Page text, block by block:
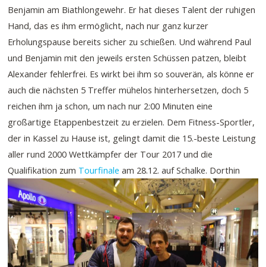
Benjamin am Biathlongewehr. Er hat dieses Talent der ruhigen
Hand, das es ihm ermöglicht, nach nur ganz kurzer
Erholungspause bereits sicher zu schießen. Und während Paul
und Benjamin mit den jeweils ersten Schüssen patzen, bleibt
Alexander fehlerfrei. Es wirkt bei ihm so souverän, als könne er
auch die nächsten 5 Treffer mühelos hinterhersetzen, doch 5
reichen ihm ja schon, um nach nur 2:00 Minuten eine
großartige Etappenbestzeit zu erzielen. Dem Fitness-Sportler,
der in Kassel zu Hause ist, gelingt damit die 15.-beste Leistung
aller rund 2000 Wettkämpfer der Tour 2017 und die
Qualifikation zum Tourfinale am 28.12. auf Schalke. Dorthin